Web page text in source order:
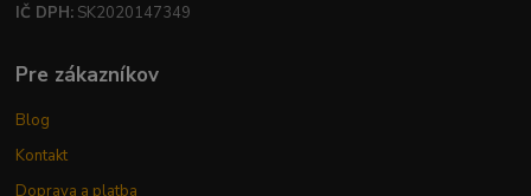
IČ DPH: SK2020147349
Pre zákazníkov
Blog
Kontakt
Doprava a platba